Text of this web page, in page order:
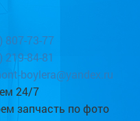
807-73-77
219-84-81
boylera@yandex.ru
24/7
запчасть по фото